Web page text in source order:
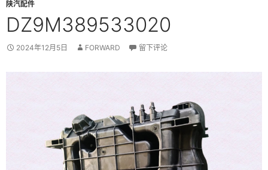
陕汽配件
DZ9M389533020
2024年12月5日 FORWARD 留下评论